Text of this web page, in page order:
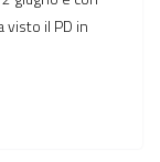
visto il PD in